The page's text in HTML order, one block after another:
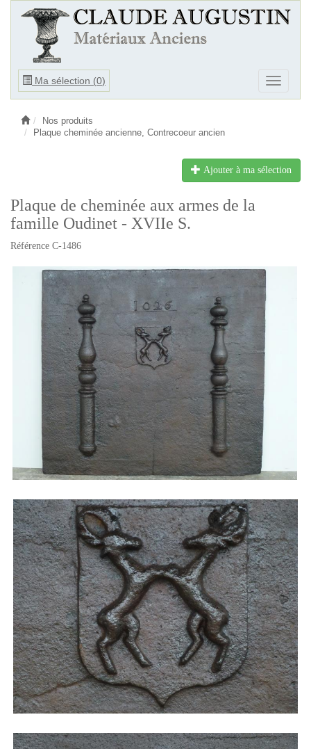
Ma sélection (0)
Ouvrir
Ouvrir
le
Nos produits
Plaque cheminée ancienne, Contrecoeur ancien
Ajouter à ma sélection
Plaque de cheminée aux armes de la
famille Oudinet - XVIIe S.
Référence C-1486